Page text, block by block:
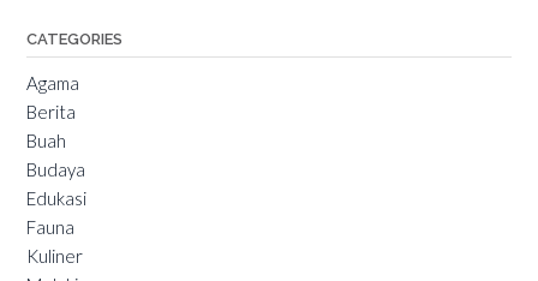
CATEGORIES
Agama
Berita
Buah
Budaya
Edukasi
Fauna
Kuliner